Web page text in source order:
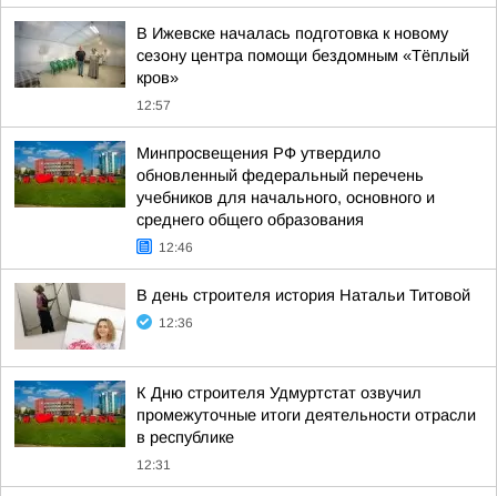
В Ижевске началась подготовка к новому
сезону центра помощи бездомным «Тёплый
кров»
12:57
Минпросвещения РФ утвердило
обновленный федеральный перечень
учебников для начального, основного и
среднего общего образования
12:46
В день строителя история Натальи Титовой
12:36
К Дню строителя Удмуртстат озвучил
промежуточные итоги деятельности отрасли
в республике
12:31